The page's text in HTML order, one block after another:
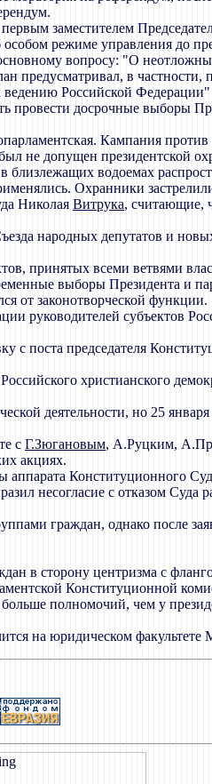
первым заместителем
режиме управления до
вопросу: "О
предусматривал, в частности,
ведению Российской
провести досрочные выборы
Кампания
не допущен президентской
близлежащих водоемах
Охранники
Николая Витрука, считающие,
народных депутатов и
принятых всеми ветвями
выборы Президента и
от законотворческой функции.
руководителей субъектов
с поста председателя
христианского
деятельности, но 25
с Г.Зюгановым, А.Руцким,
акциях.
Конституционного
несогласие с отказом Суда
граждан, однако после
в сторону центризма с
Конституционной
больше полномочий, чем у
на юридическом факультете